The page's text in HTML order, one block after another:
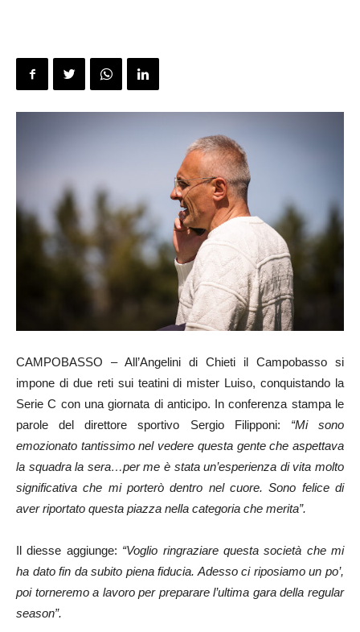
CAMPOBASSO – All’Angelini di Chieti il Campobasso si
impone di due reti sui teatini di mister Luiso, conquistando la
Serie C con una giornata di anticipo. In conferenza stampa le
parole del direttore sportivo Sergio Filipponi: “Mi sono
emozionato tantissimo nel vedere questa gente che aspettava
la squadra la sera…per me è stata un’esperienza di vita molto
significativa che mi porterò dentro nel cuore. Sono felice di
aver riportato questa piazza nella categoria che merita”.
Il diesse aggiunge: “Voglio ringraziare questa società che mi
ha dato fin da subito piena fiducia. Adesso ci riposiamo un po’,
poi torneremo a lavoro per preparare l’ultima gara della regular
season”.